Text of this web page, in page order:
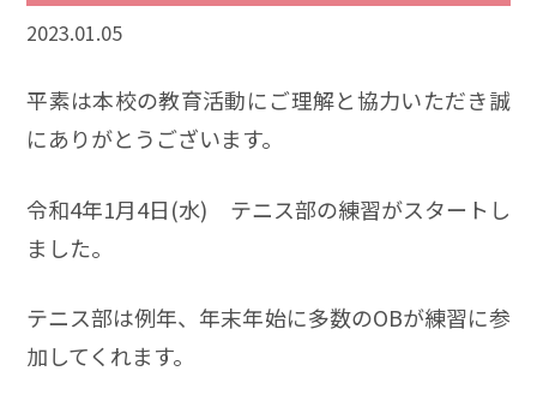
2023.01.05
平素は本校の教育活動にご理解と協力いただき誠
にありがとうございます。
令和4年1月4日(水) テニス部の練習がスタートし
ました。
テニス部は例年、年末年始に多数のOBが練習に参
加してくれます。